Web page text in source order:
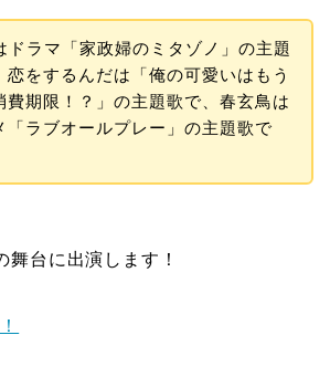
ドラマ「家政婦のミタゾノ」の主題
恋をするんだは「俺の可愛いはもう
費期限！？」の主題歌で、春玄鳥は
「ラブオールプレー」の主題歌で
舞台に出演します！